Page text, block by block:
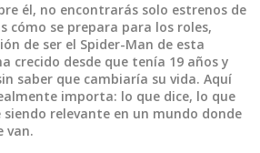
él, no encontrarás solo estrenos de
cómo se prepara para los roles,
de ser el Spider-Man de esta
crecido desde que tenía 19 años y
saber que cambiaría su vida. Aquí
importa: lo que dice, lo que
siendo relevante en un mundo donde
van.